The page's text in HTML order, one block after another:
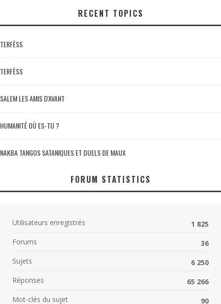
RECENT TOPICS
TERFÈSS
TERFÈSS
SALEM LES AMIS D'AVANT
HUMANITÉ OÙ ES-TU ?
NAKBA TANGOS SATANIQUES ET DUELS DE MAUX
FORUM STATISTICS
Utilisateurs enregistrés
1 825
Forums
36
Sujets
6 250
Réponses
65 266
Mot-clés du sujet
90